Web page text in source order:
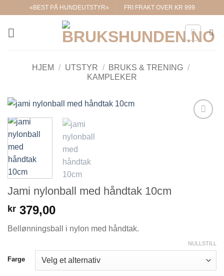
content
«BEST PÅ HUNDEUTSTYR» FRI FRAKT OVER KR 999
HJEM / UTSTYR / BRUKS & TRENING /
KAMPLEKER
Jami nylonball med håndtak 10cm
kr 379,00
Bellønningsball i nylon med håndtak.
Farge
NULLSTILL